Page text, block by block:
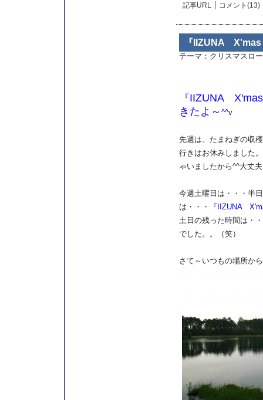
記事URL コメント(13)
『IIZUNA
テーマ： クリスマスロ
『IIZUNA
きたよ～ ^^v
先週は、たまねぎの
行きはお休みしました
ゃいましたから^^大丈
今週土曜日は・・・半
は・・・
『IIZUNA
土日の残った時間は・
でした。。（笑）
さて～いつもの場所か